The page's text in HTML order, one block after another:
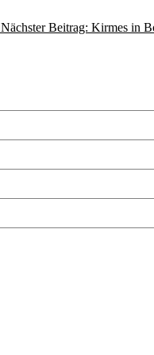
Nächster Beitrag: Kirmes in